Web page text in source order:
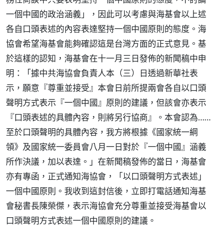
一個中國的政治涵義」，因此可以考慮與海基會以上述
各自口頭表述的內容表達堅持一個中國原則的態度。海
協會希望海基會能夠確認這是台灣方面的正式意見。基
於這樣的認知，海基會在十一月三日發佈的新聞稿中申
明：「據中共海協會負責人本（三）日透過新華社表
示，願意『尊重並接受』本會日前所提兩會各自以口頭
聲明方式表示『一個中國』原則的建議，但該會亦表示
『口頭表述的具體內容，則將另行協商』。本會認為……
至於口頭聲明的具體內容，我方將根據《國家統一綱
領》及國家統一委員會八月一日對於『一個中國』涵義
所作決議，加以表達。」在新聞稿發佈的當日，海基會
亦有專函，正式通知海協會，「以口頭聲明方式表述」
一個中國原則。我收到這封信後，立即打電話通知海基
會秘書長陳榮傑，表示海協會充分尊重並接受海基會以
口頭聲明方式表述一個中國原則的建議。